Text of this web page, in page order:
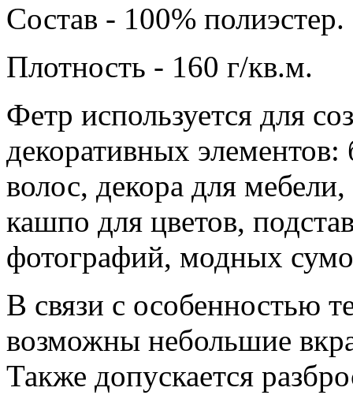
Состав - 100% полиэстер.
Плотность - 160 г/кв.м.
Фетр используется для
декоративных элементов:
волос, декора для
кашпо для цветов,
фотографий, модных
В связи с особенностью
возможны небольшие
Также допускается